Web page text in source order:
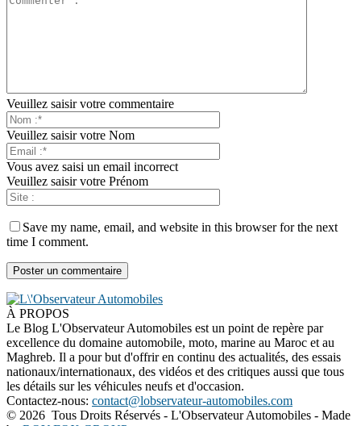
Veuillez saisir votre commentaire
Veuillez saisir votre Nom
Vous avez saisi un email incorrect
Veuillez saisir votre Prénom
Save my name, email, and website in this browser for the next
time I comment.
À PROPOS
Le Blog L'Observateur Automobiles est un point de repère par
excellence du domaine automobile, moto, marine au Maroc et au
Maghreb. Il a pour but d'offrir en continu des actualités, des essais
nationaux/internationaux, des vidéos et des critiques aussi que tous
les détails sur les véhicules neufs et d'occasion.
Contactez-nous: contact@lobservateur-automobiles.com
© 2026 Tous Droits Réservés - L'Observateur Automobiles - Made